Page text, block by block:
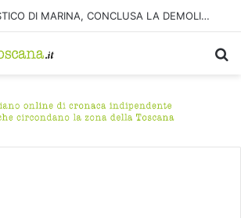
POLO SCOLASTICO DI MARINA, CONCLUSA LA DEMOLIZIONE DELL’ALA NORD-SUD